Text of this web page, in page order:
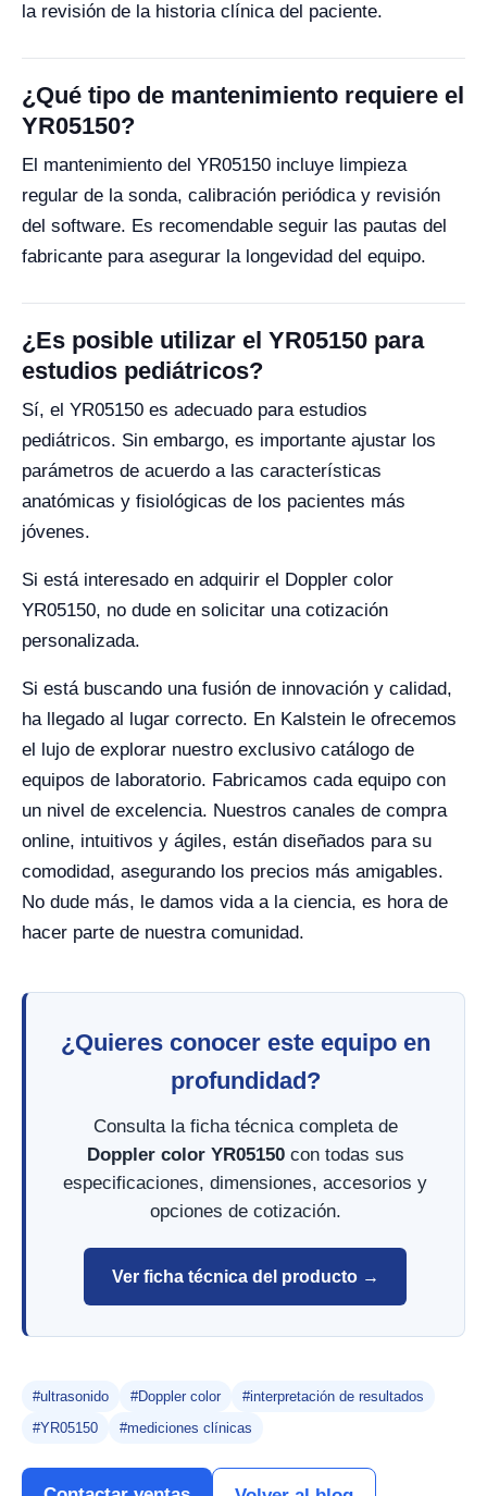
la revisión de la historia clínica del paciente.
¿Qué tipo de mantenimiento requiere el
YR05150?
El mantenimiento del YR05150 incluye limpieza
regular de la sonda, calibración periódica y revisión
del software. Es recomendable seguir las pautas del
fabricante para asegurar la longevidad del equipo.
¿Es posible utilizar el YR05150 para
estudios pediátricos?
Sí, el YR05150 es adecuado para estudios
pediátricos. Sin embargo, es importante ajustar los
parámetros de acuerdo a las características
anatómicas y fisiológicas de los pacientes más
jóvenes.
Si está interesado en adquirir el Doppler color
YR05150, no dude en solicitar una cotización
personalizada.
Si está buscando una fusión de innovación y calidad,
ha llegado al lugar correcto. En Kalstein le ofrecemos
el lujo de explorar nuestro exclusivo catálogo de
equipos de laboratorio. Fabricamos cada equipo con
un nivel de excelencia. Nuestros canales de compra
online, intuitivos y ágiles, están diseñados para su
comodidad, asegurando los precios más amigables.
No dude más, le damos vida a la ciencia, es hora de
hacer parte de nuestra comunidad.
¿Quieres conocer este equipo en
profundidad?
Consulta la ficha técnica completa de
Doppler color YR05150con todas sus
especificaciones, dimensiones, accesorios y
opciones de cotización.
Ver ficha técnica del producto →
#ultrasonido #Doppler color
#interpretación de resultados
#YR05150
#mediciones clínicas